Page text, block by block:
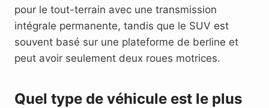
pour le tout-terrain avec une transmission
intégrale permanente, tandis que le SUV est
souvent basé sur une plateforme de berline et
peut avoir seulement deux roues motrices.
Quel type de véhicule est le plus